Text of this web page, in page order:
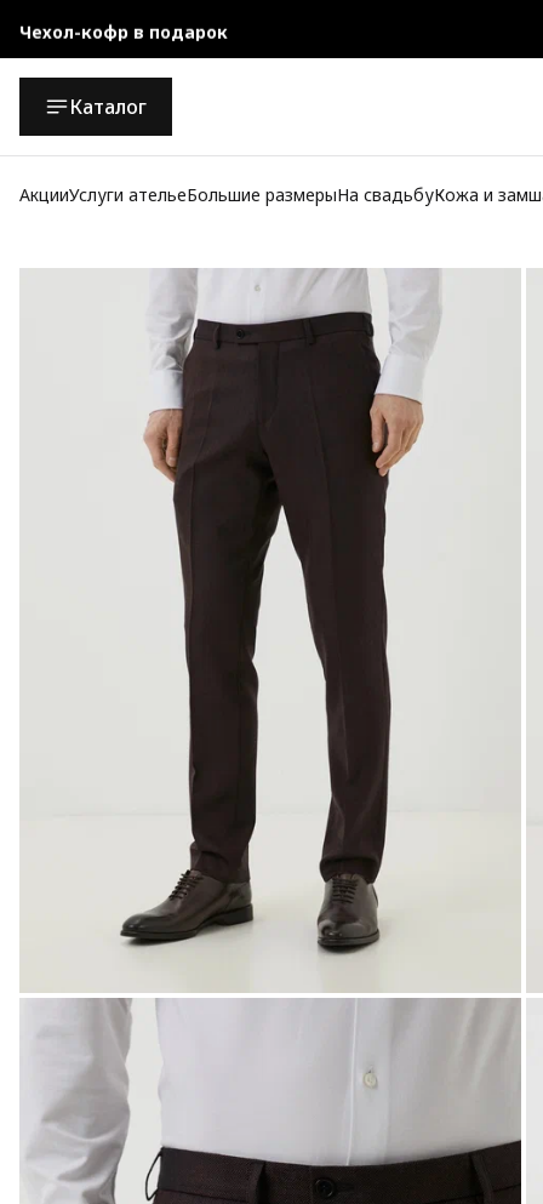
Чехол-кофр в подарок
Каталог
АкцииУслуги ательеБольшие размерыНа свадьбуКожа и